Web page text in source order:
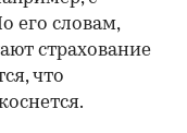
его словам,
страхование
что